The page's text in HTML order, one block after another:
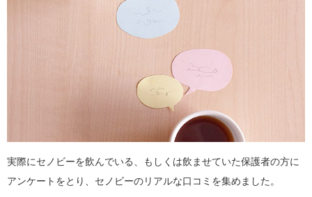
実際にセノビーを飲んでいる、もしくは飲ませていた保護者の方に
アンケートをとり、セノビーのリアルな口コミを集めました。